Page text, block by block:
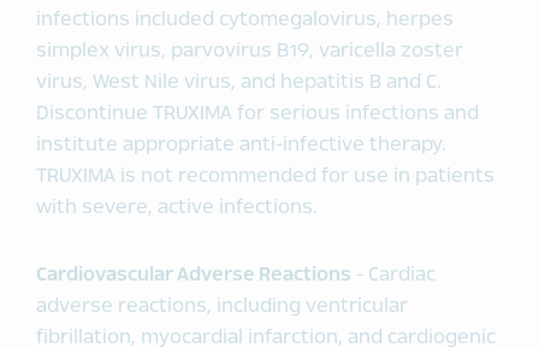
infections included cytomegalovirus, herpes
simplex virus, parvovirus B19, varicella zoster
virus, West Nile virus, and hepatitis B and C.
Discontinue TRUXIMA for serious infections and
institute appropriate anti-infective therapy.
TRUXIMA is not recommended for use in patients
with severe, active infections.
Cardiovascular Adverse Reactions - Cardiac
adverse reactions, including ventricular
fibrillation, myocardial infarction, and cardiogenic